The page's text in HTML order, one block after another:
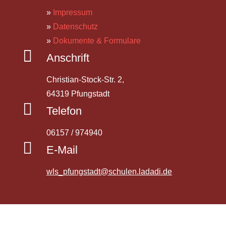
» Impressum
» Datenschutz
» Dokumente & Formulare
 Anschrift
Christian-Stock-Str. 2,
64319 Pfungstadt
 Telefon
06157 / 974940
 E-Mail
wls_pfungstadt@schulen.ladadi.de